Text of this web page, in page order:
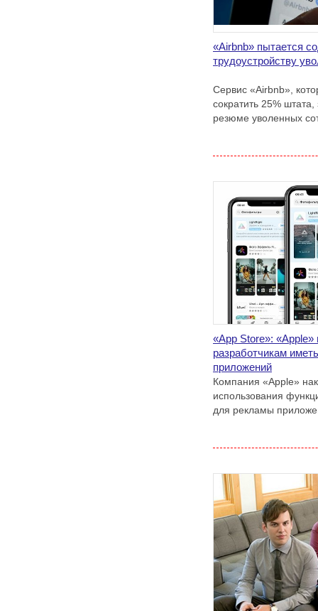
«Airbnb» пытается
трудоустройству
Сервис «Airbnb»,
сократить 25% штата,
резюме уволенных
«App Store»:
разработчикам
приложений
Компания «Apple»
использования
для рекламы